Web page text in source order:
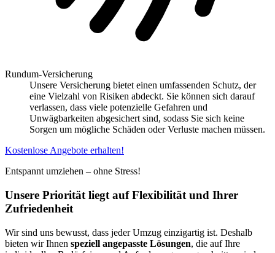
Rundum-Versicherung
Unsere Versicherung bietet einen umfassenden Schutz, der
eine Vielzahl von Risiken abdeckt. Sie können sich darauf
verlassen, dass viele potenzielle Gefahren und
Unwägbarkeiten abgesichert sind, sodass Sie sich keine
Sorgen um mögliche Schäden oder Verluste machen müssen.
Kostenlose Angebote erhalten!
Entspannt umziehen – ohne Stress!
Unsere Priorität liegt auf Flexibilität und Ihrer
Zufriedenheit
Wir sind uns bewusst, dass jeder Umzug einzigartig ist. Deshalb
bieten wir Ihnen speziell angepasste Lösungen, die auf Ihre